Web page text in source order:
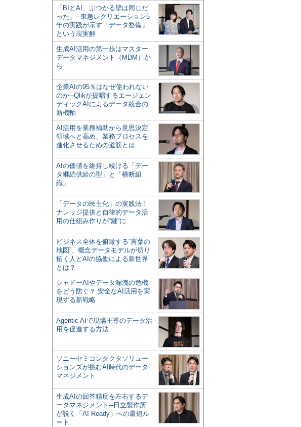
「BIとAI、ぶつかる壁は同じだ
った」─東急レクリエーション5
年の実践が示す「データ整備」
という現実解
生成AI活用の第一歩はマスター
データマネジメント（MDM）か
ら
企業AIの95％はなぜ使われない
のか─Qlikが提唱するエージェン
ティックAIによるデータ統合の
新機軸
AI活用を業務補助から意思決定
領域へと高め、業務プロセスを
進化させるための道筋とは
AIの価値を維持し続ける「デー
タ継続供給の型」と「横断組
織」
「データの民主化」の実践法！
ナレッジ提供と自律的データ活
用の仕組み作りが“鍵”に
ビジネス全体を俯瞰する“言葉の
地図”、概念データモデルが切り
拓く人とAIの協働による新世界
とは？
シャドーAIやデータ漏洩の危機
をどう防ぐ？ 安全なAI活用を実
現する新戦略
Agentic AIで現場主導のデータ活
用を促進する方法
ソニーセミコンダクタソリュー
ションズが挑むAI時代のデータ
マネジメント
生成AIの回答精度を左右するデ
ータマネジメント─日立製作所
が説く「AI Ready」への最短ル
ート